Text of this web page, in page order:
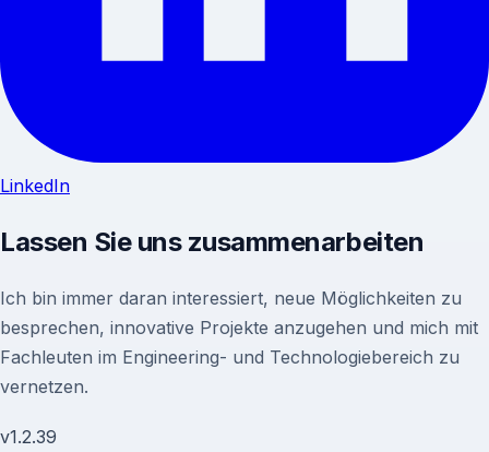
LinkedIn
Lassen Sie uns zusammenarbeiten
Ich bin immer daran interessiert, neue Möglichkeiten zu
besprechen, innovative Projekte anzugehen und mich mit
Fachleuten im Engineering- und Technologiebereich zu
vernetzen.
v1.2.39